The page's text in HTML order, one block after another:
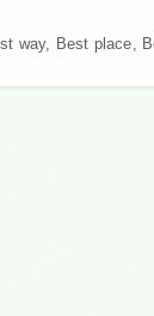
way, Best place,